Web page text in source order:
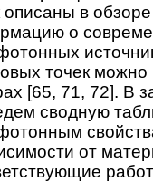
описаны в
о
точек
[65, 71, 72]. В
сводную
от